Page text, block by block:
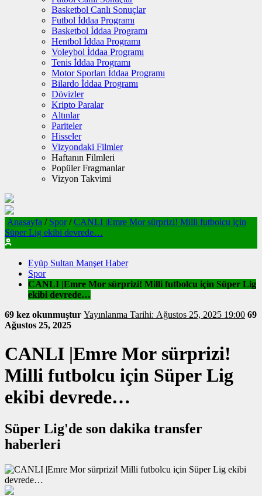
Basketbol Canlı Sonuçlar
Futbol İddaa Programı
Basketbol İddaa Programı
Hentbol İddaa Programı
Voleybol İddaa Programı
Tenis İddaa Programı
Motor Sporları İddaa Programı
Bilardo İddaa Programı
Dövizler
Kripto Paralar
Altınlar
Pariteler
Hisseler
Vizyondaki Filmler
Haftanın Filmleri
Popüler Fragmanlar
Vizyon Takvimi
Anasayfa / Spor / CANLI |Emre Mor sürprizi! Milli futbolcu için
Süper Lig ekibi devrede…
Eyüp Sultan Manşet Haber
Spor
CANLI |Emre Mor sürprizi! Milli futbolcu için Süper Lig
ekibi devrede…
69 kez okunmuştur
Yayınlanma Tarihi: Ağustos 25, 2025 19:00 69
Ağustos 25, 2025
CANLI |Emre Mor sürprizi!
Milli futbolcu için Süper Lig
ekibi devrede…
Süper Lig'de son dakika transfer
haberleri